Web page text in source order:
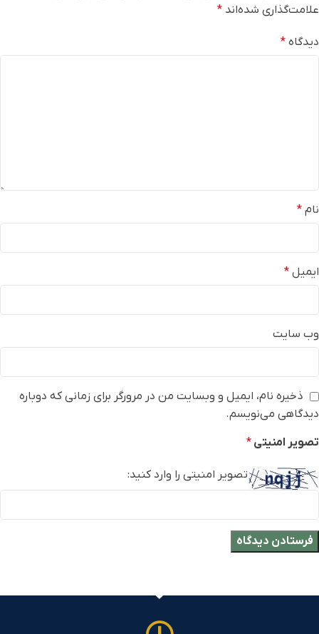
علامت‌گذاری شده‌اند *
دیدگاه *
نام *
ایمیل *
وب‌ سایت
ذخیره نام، ایمیل و وبسایت من در مرورگر برای زمانی که دوباره
دیدگاهی می‌نویسم.
تصویر امنیتی *
تصویر امنیتی را وارد کنید: